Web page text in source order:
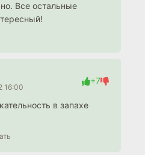
Все остальные
16:00
+7
в запахе